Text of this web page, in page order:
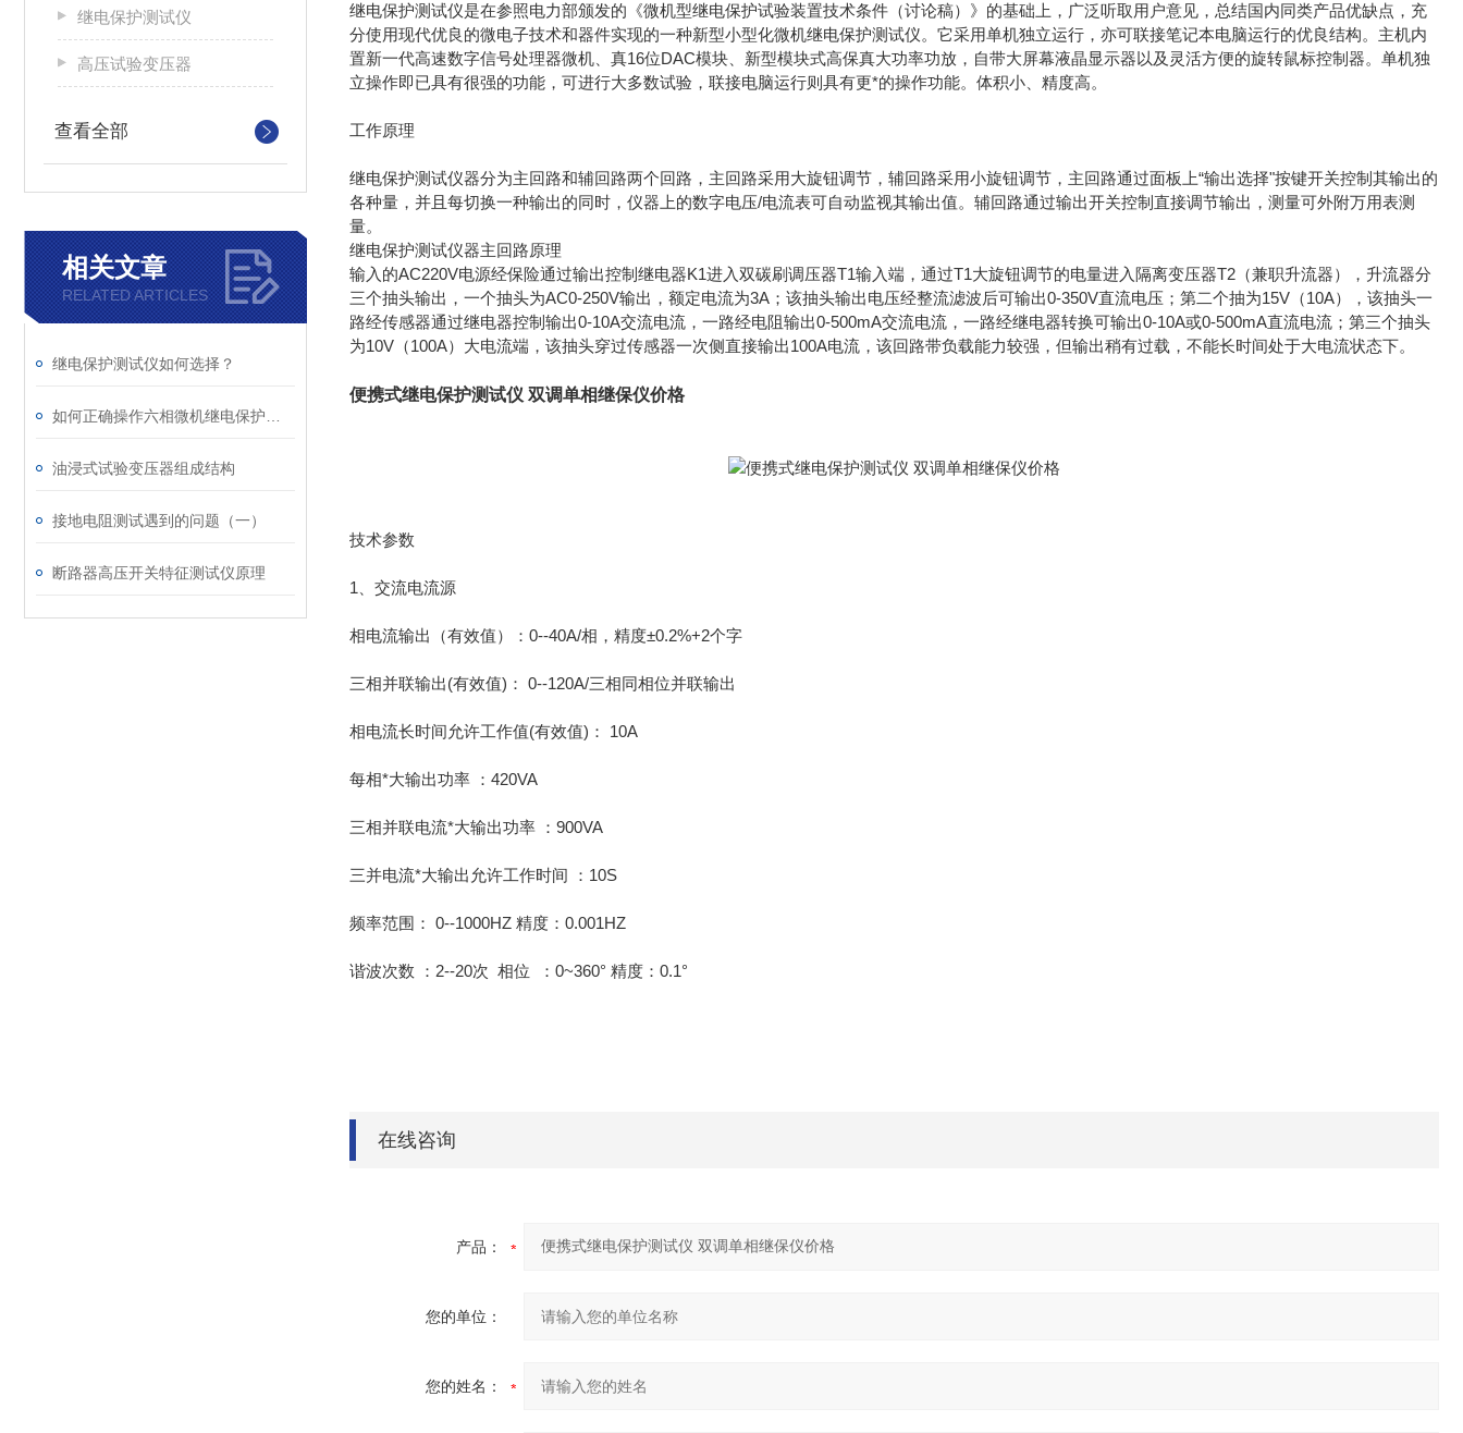
继电保护测试仪
高压试验变压器
查看全部
相关文章
RELATED ARTICLES
继电保护测试仪如何选择？
油浸式试验变压器组成结构
接地电阻测试遇到的问题（一）
断路器高压开关特征测试仪原理
继电保护测试仪是在参照电力部颁发的《微机型继电保护试验装置技术条件（讨论稿）》的基础上，广泛听取用户意见，总结国内同类产品优缺点，充
分使用现代优良的微电子技术和器件实现的一种新型小型化微机继电保护测试仪。它采用单机独立运行，亦可联接笔记本电脑运行的优良结构。主机内
置新一代高速数字信号处理器微机、真16位DAC模块、新型模块式高保真大功率功放，自带大屏幕液晶显示器以及灵活方便的旋转鼠标控制器。单机独
立操作即已具有很强的功能，可进行大多数试验，联接电脑运行则具有更*的操作功能。体积小、精度高。
工作原理
继电保护测试仪器分为主回路和辅回路两个回路，主回路采用大旋钮调节，辅回路采用小旋钮调节，主回路通过面板上“输出选择"按键开关控制其输出的
各种量，并且每切换一种输出的同时，仪器上的数字电压/电流表可自动监视其输出值。辅回路通过输出开关控制直接调节输出，测量可外附万用表测
量。
继电保护测试仪器主回路原理
输入的AC220V电源经保险通过输出控制继电器K1进入双碳刷调压器T1输入端，通过T1大旋钮调节的电量进入隔离变压器T2（兼职升流器），升流器分
三个抽头输出，一个抽头为AC0-250V输出，额定电流为3A；该抽头输出电压经整流滤波后可输出0-350V直流电压；第二个抽为15V（10A），该抽头一
路经传感器通过继电器控制输出0-10A交流电流，一路经电阻输出0-500mA交流电流，一路经继电器转换可输出0-10A或0-500mA直流电流；第三个抽头
为10V（100A）大电流端，该抽头穿过传感器一次侧直接输出100A电流，该回路带负载能力较强，但输出稍有过载，不能长时间处于大电流状态下。
便携式继电保护测试仪 双调单相继保仪价格
技术参数
1、交流电流源
相电流输出（有效值）：0--40A/相，精度±0.2%+2个字
三相并联输出(有效值)： 0--120A/三相同相位并联输出
相电流长时间允许工作值(有效值)： 10A
每相*大输出功率 ：420VA
三相并联电流*大输出功率 ：900VA
三并电流*大输出允许工作时间 ：10S
频率范围： 0--1000HZ 精度：0.001HZ
谐波次数 ：2--20次 相位 ：0~360° 精度：0.1°
在线咨询
产品：
您的单位：
您的姓名：